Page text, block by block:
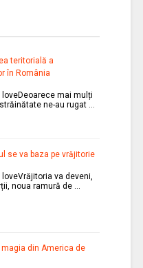
teritorială a
în România
loveDeoarece mai mulți
ne-au rugat …
se va baza pe vrăjitorie
loveVrăjitoria va deveni,
noua ramură de …
magia din America de